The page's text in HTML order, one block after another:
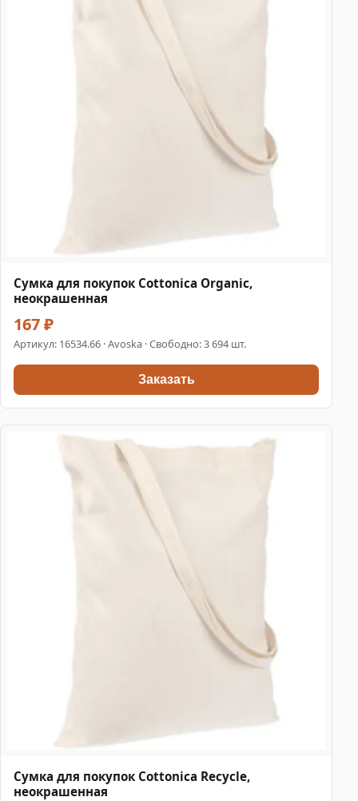
Сумка для покупок Cottonica Organic,
неокрашенная
167 ₽
Артикул: 16534.66 · Avoska · Свободно: 3 694 шт.
Заказать
Сумка для покупок Cottonica Recycle,
неокрашенная